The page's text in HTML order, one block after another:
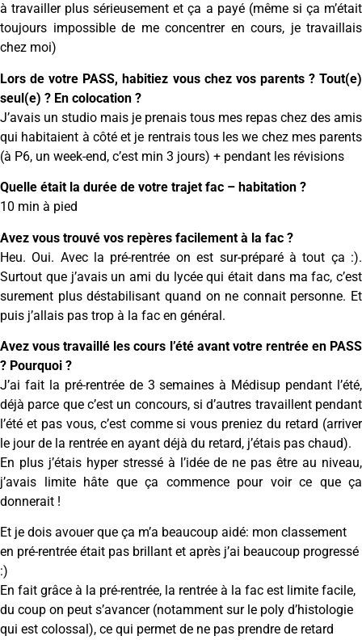
à travailler plus sérieusement et ça a payé (même si ça m’était
toujours impossible de me concentrer en cours, je travaillais
chez moi)
Lors de votre PASS, habitiez vous chez vos parents ? Tout(e)
seul(e) ? En colocation ?
J’avais un studio mais je prenais tous mes repas chez des amis
qui habitaient à côté et je rentrais tous les we chez mes parents
(à P6, un week-end, c’est min 3 jours) + pendant les révisions
Quelle était la durée de votre trajet fac – habitation ?
10 min à pied
Avez vous trouvé vos repères facilement à la fac ?
Heu. Oui. Avec la pré-rentrée on est sur-préparé à tout ça :).
Surtout que j’avais un ami du lycée qui était dans ma fac, c’est
surement plus déstabilisant quand on ne connait personne. Et
puis j’allais pas trop à la fac en général.
Avez vous travaillé les cours l’été avant votre rentrée en PASS
? Pourquoi ?
J’ai fait la pré-rentrée de 3 semaines à Médisup pendant l’été,
déjà parce que c’est un concours, si d’autres travaillent pendant
l’été et pas vous, c’est comme si vous preniez du retard (arriver
le jour de la rentrée en ayant déjà du retard, j’étais pas chaud).
En plus j’étais hyper stressé à l’idée de ne pas être au niveau,
j’avais limite hâte que ça commence pour voir ce que ça
donnerait !
Et je dois avouer que ça m’a beaucoup aidé: mon classement
en pré-rentrée était pas brillant et après j’ai beaucoup progressé
:)
En fait grâce à la pré-rentrée, la rentrée à la fac est limite facile,
du coup on peut s’avancer (notamment sur le poly d’histologie
qui est colossal), ce qui permet de ne pas prendre de retard